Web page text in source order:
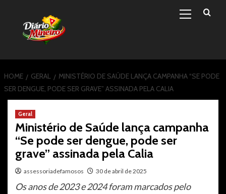
content
Menu
HOME GERAL
MINISTÉRIO DE SAÚDE LANÇA CAMPANHA “SE PODE
SER DENGUE, PODE SER GRAVE” ASSINADA PELA CALIA
Geral
Ministério de Saúde lança campanha
“Se pode ser dengue, pode ser
grave” assinada pela Calia
assessoriadefamosos 30 de abril de 2025
Os anos de 2023 e 2024 foram marcados pelo